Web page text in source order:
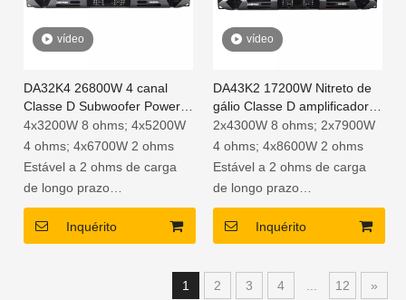
vídeo
DA32K4 26800W 4 canal
Classe D Subwoofer Power
amplificador
4x3200W 8 ohms; 4x5200W
4 ohms; 4x6700W 2 ohms
Estável a 2 ohms de carga
de longo prazo
Transistores de nitreto de
gálio
Inquérito
vídeo
DA43K2 17200W Nitreto de
gálio Classe D amplificador
de energia de áudio para
subwoofer
2x4300W 8 ohms; 2x7900W
4 ohms; 4x8600W 2 ohms
Estável a 2 ohms de carga
de longo prazo
Transistores de nitreto de
gálio
tensão de 90 a 265V com
PFC
Inquérito
1 2 3 4 12 »